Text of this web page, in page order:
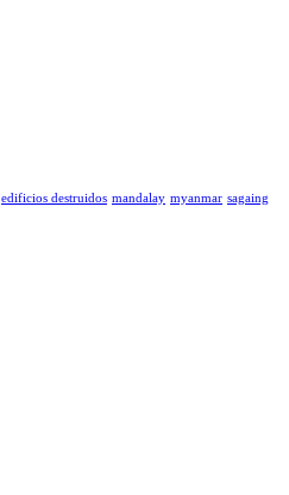
edificios destruidos mandalay myanmar sagaing